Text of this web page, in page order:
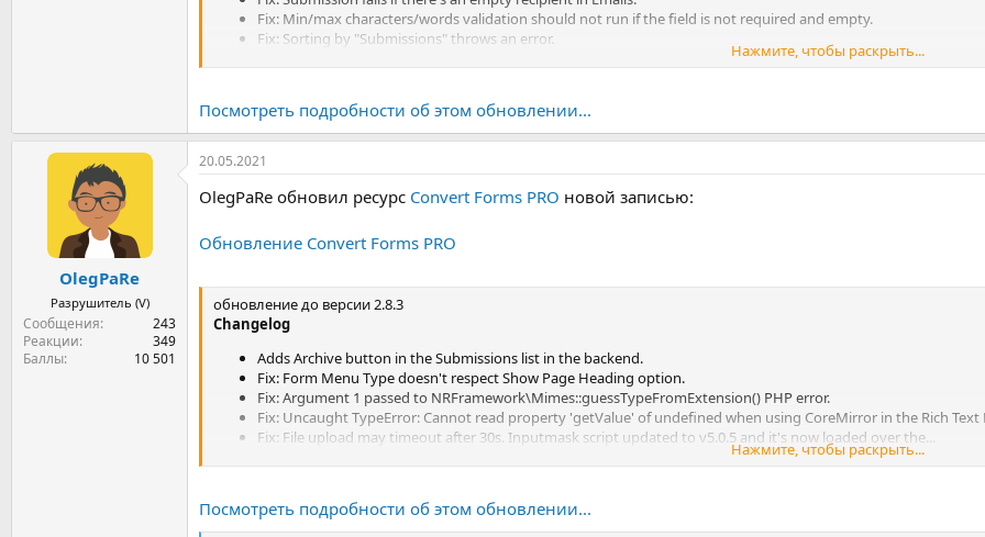
Fix: Min/max characters/words validation should not run if the field is not required and empty.
Fix: Sorting by "Submissions" throws an error.
Нажмите, чтобы раскрыть...
Посмотреть подробности об этом обновлении...
OlegPaRe
Разрушитель (V)
Сообщения
243
Реакции
349
Баллы
10 501
20.05.2021
OlegPaRe обновил ресурс Convert Forms PRO новой записью:
Обновление Convert Forms PRO
обновление до версии 2.8.3
Changelog
Adds Archive button in the Submissions list in the backend.
Fix: Form Menu Type doesn't respect Show Page Heading option.
Fix: Argument 1 passed to NRFramework\Mimes::guessTypeFromExtension() PHP error.
Fix: Uncaught TypeError: Cannot read property 'getValue' of undefined when using CoreMirror in the Rich Text
Fix: File upload may timeout after 30s. Inputmask script updated to v5.0.5 and it's now loaded over the...
Нажмите, чтобы раскрыть...
Посмотреть подробности об этом обновлении...